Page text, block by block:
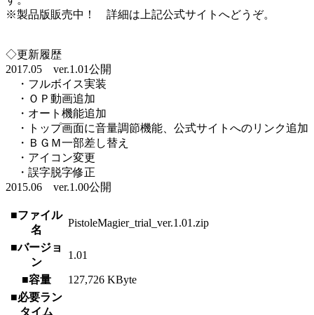
※製品版販売中！ 詳細は上記公式サイトへどうぞ。
◇更新履歴
2017.05 ver.1.01公開
・フルボイス実装
・ＯＰ動画追加
・オート機能追加
・トップ画面に音量調節機能、公式サイトへのリンク追加
・ＢＧＭ一部差し替え
・アイコン変更
・誤字脱字修正
2015.06 ver.1.00公開
■ファイル
名
PistoleMagier_trial_ver.1.01.zip
■バージョ
ン
1.01
■容量
127,726 KByte
■必要ラン
タイム